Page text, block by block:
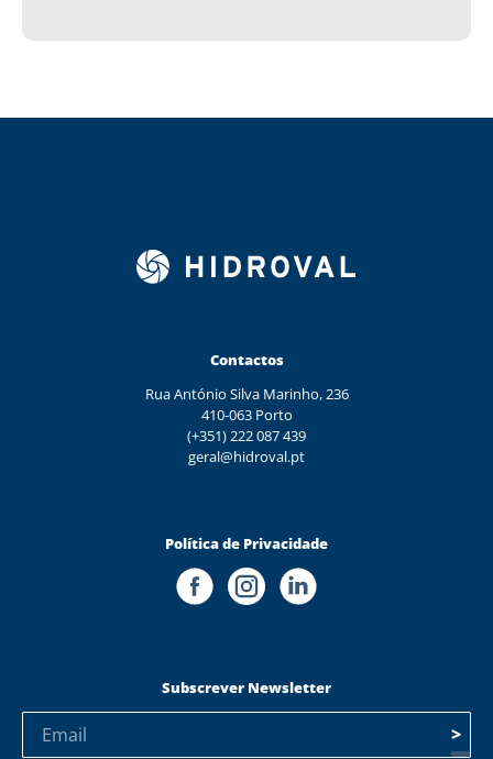
Contactos
Rua António Silva Marinho, 236
410-063 Porto
(+351) 222 087 439
geral@hidroval.pt
Política de Privacidade
Subscrever Newsletter
>